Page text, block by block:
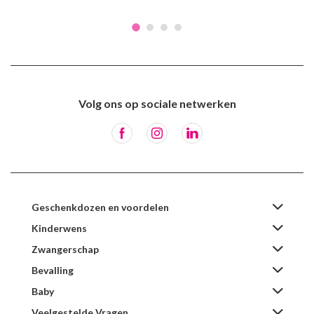
Volg ons op sociale netwerken
Geschenkdozen en voordelen
Kinderwens
Zwangerschap
Bevalling
Baby